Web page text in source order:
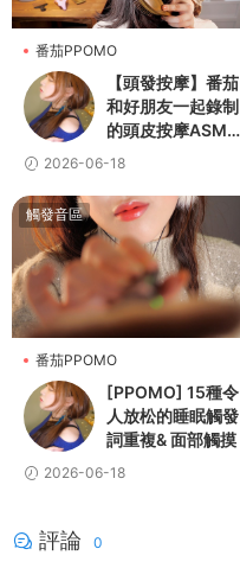
番茄PPOMO
【頭發按摩】番茄
和好朋友一起錄制
的頭皮按摩ASMR
💆👩
2026-06-18
觸發音區
番茄PPOMO
[PPOMO] 15種令
人放松的睡眠觸發
詞重複& 面部觸摸
2026-06-18
評論 0